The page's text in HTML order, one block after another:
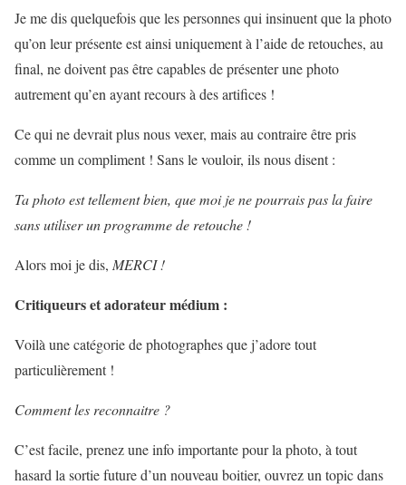
Je me dis quelquefois que les personnes qui insinuent que la photo
qu’on leur présente est ainsi uniquement à l’aide de retouches, au
final, ne doivent pas être capables de présenter une photo
autrement qu’en ayant recours à des artifices !
Ce qui ne devrait plus nous vexer, mais au contraire être pris
comme un compliment ! Sans le vouloir, ils nous disent :
Ta photo est tellement bien, que moi je ne pourrais pas la faire
sans utiliser un programme de retouche !
Alors moi je dis, MERCI !
Critiqueurs et adorateur médium :
Voilà une catégorie de photographes que j’adore tout
particulièrement !
Comment les reconnaitre ?
C’est facile, prenez une info importante pour la photo, à tout
hasard la sortie future d’un nouveau boitier, ouvrez un topic dans